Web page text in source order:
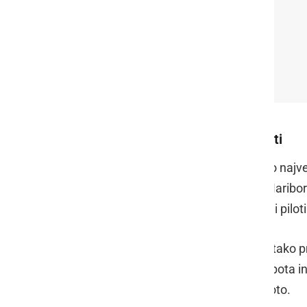
Pri nas bodo poleteli lokalni piloti
Nad Ljutomerom, kjer smo imeli eno
Najbližje nam bodo nad Ptujem in
sporočil, da bodo s kolegi
Dve skupini s po štirimi letali, bosta
bodo vzletela z letališča Murska Sobota
Goričkem in se vrnila v Mursko Soboto.